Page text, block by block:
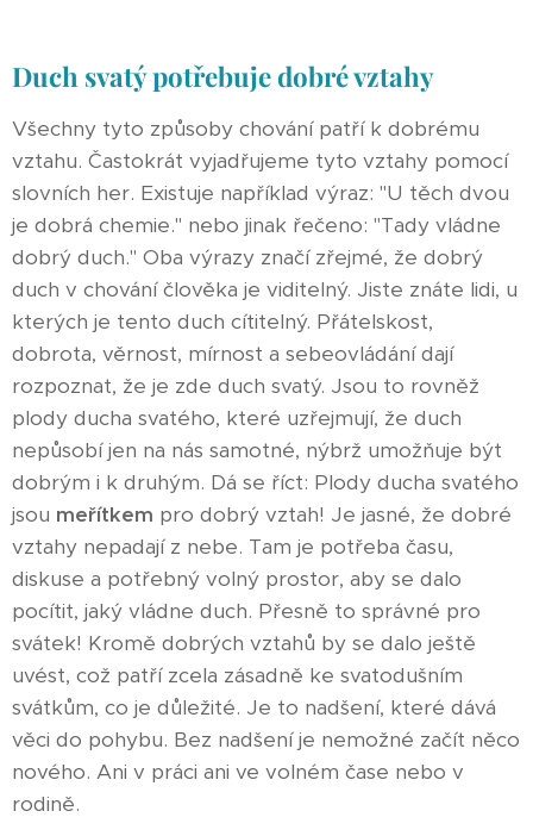
Duch svatý potřebuje dobré vztahy
Všechny tyto způsoby chování patří k dobrému
vztahu. Častokrát vyjadřujeme tyto vztahy pomocí
slovních her. Existuje například výraz: "U těch dvou
je dobrá chemie." nebo jinak řečeno: "Tady vládne
dobrý duch." Oba výrazy značí zřejmé, že dobrý
duch v chování člověka je viditelný. Jiste znáte lidi, u
kterých je tento duch cítitelný. Přátelskost,
dobrota, věrnost, mírnost a sebeovládání dají
rozpoznat, že je zde duch svatý. Jsou to rovněž
plody ducha svatého, které uzřejmují, že duch
nepůsobí jen na nás samotné, nýbrž umožňuje být
dobrým i k druhým. Dá se říct: Plody ducha svatého
jsou meřítkem pro dobrý vztah! Je jasné, že dobré
vztahy nepadají z nebe. Tam je potřeba času,
diskuse a potřebný volný prostor, aby se dalo
pocítit, jaký vládne duch. Přesně to správné pro
svátek! Kromě dobrých vztahů by se dalo ještě
uvést, což patří zcela zásadně ke svatodušním
svátkům, co je důležité. Je to nadšení, které dává
věci do pohybu. Bez nadšení je nemožné začít něco
nového. Ani v práci ani ve volném čase nebo v
rodině.